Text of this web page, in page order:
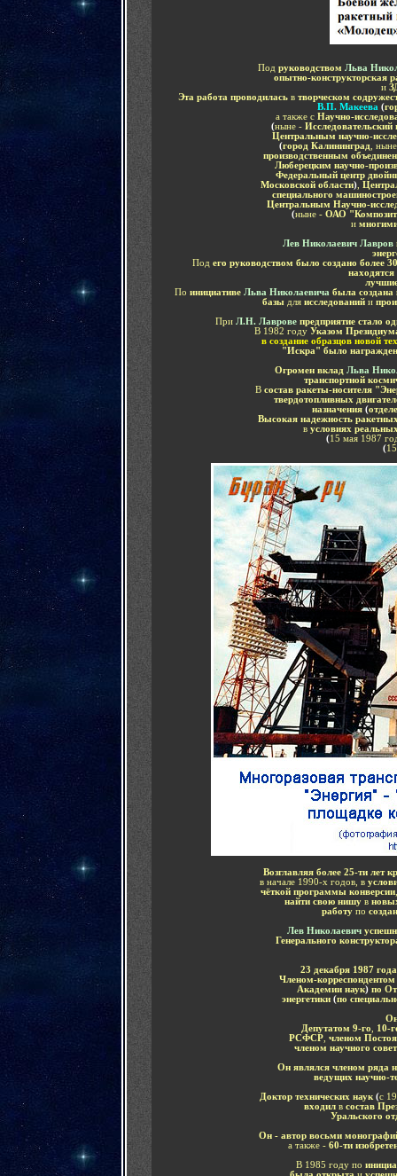
Под руководством Льва
опытно-конструкторская
и
Эта работа проводилась в творческом
В.П. Макеева (
а также сНаучно-
(ныне -
Центральным научно-
(город Калининград ,
производственным
Люберецким научно-
Федеральный центр
Московской области),
специального
Центральным Научно-
(ныне - ОАО
и
Лев Николаевич Лавров
Под его руководством было создано более
находятся
По инициативе Льва Николаевича была создана
базы для исследований и
При Л.Н. Лавровепредприятие стало
В 1982 годуУказом
в создание образцов новой
"Искра" было
Огромен вклад Льва
транспортной
В состав ракеты-носителя
твердотопливных
назначения(
Высокая надежность
в условиях
(15 мая 1987
(
Возглавляя более 25-ти лет
в начале 1990-х годов, в
чёткой программы конверсии
найти свою нишу в
работу по
Лев Николаевич
Генерального
23 декабря 1987
Членом-
Академии наук) по
энергетики (по
Депутатом 9-го
10-
РСФСР членом
членом научного
Он являлся членом ряда
ведущих научно-
Доктор технических наук(с
входил в состав
Уральского
Он - автор восьми
а также - 60-ти
В 1985 году по